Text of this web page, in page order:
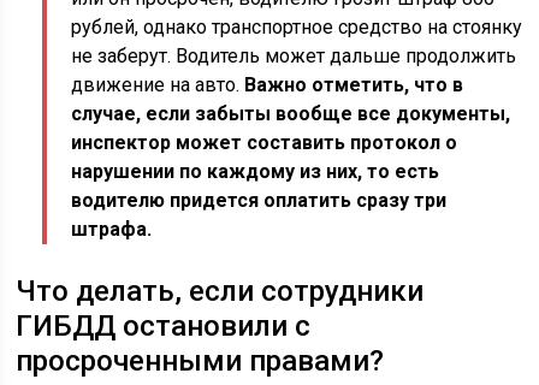
рублей, однако транспортное средство на стоянку
не заберут. Водитель может дальше продолжить
движение на авто. Важно отметить, что в
случае, если забыты вообще все документы,
инспектор может составить протокол о
нарушении по каждому из них, то есть
водителю придется оплатить сразу три
штрафа.
Что делать, если сотрудники
ГИБДД остановили с
просроченными правами?